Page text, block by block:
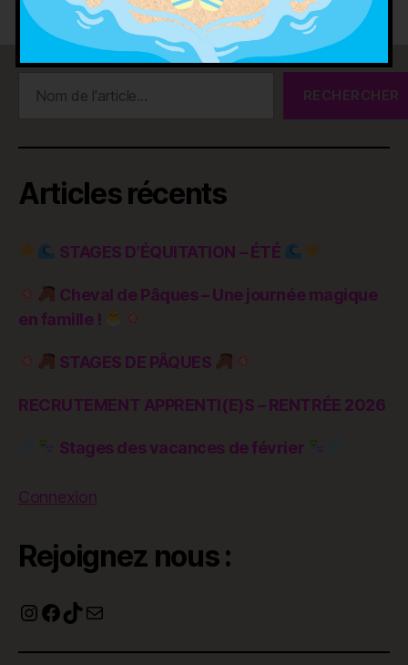
RECHERCHER
Articles récents
STAGES D’ÉQUITATION – ÉTÉ
Cheval de Pâques – Une journée magique
en famille !
STAGES DE PÂQUES
RECRUTEMENT APPRENTI(E)S – RENTRÉE 2026
Stages des vacances de février
Connexion
Rejoignez nous :
Instagram
Facebook
TikTok
E-mail